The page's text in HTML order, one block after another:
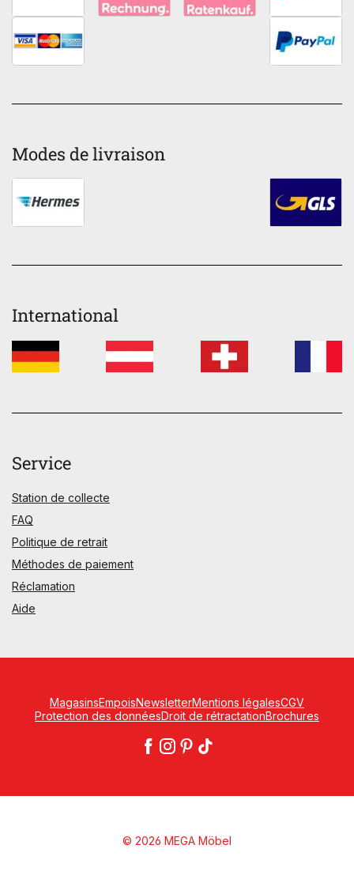
Modes de livraison
International
Service
Station de collecte
FAQ
Politique de retrait
Méthodes de paiement
Réclamation
Aide
MagasinsEmpoisNewsletterMentions légalesCGV
Protection des donnéesDroit de rétractationBrochures
© 2026 MEGA Möbel